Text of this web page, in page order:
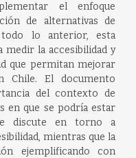
el enfoque
de alternativas de
lo anterior, esta
medir la accesibilidad y
que permitan mejorar
Chile. El documento
del contexto de
en que se podría estar
discute en torno a
mientras que la
ejemplificando con